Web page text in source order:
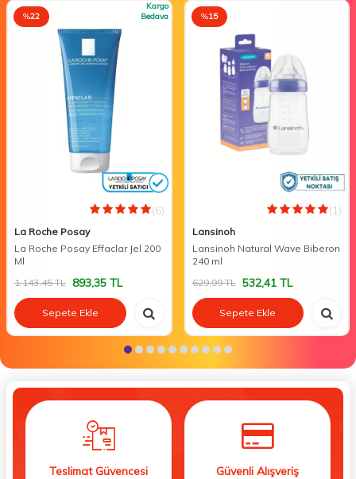
%22
Kargo
Bedava
(6)
La Roche Posay
La Roche Posay Effaclar Jel 200
Ml
1.143,45TL 893,35 TL
Sepete Ekle
%15
(1)
Lansinoh
Lansinoh Natural Wave Biberon
240 ml
629,99TL 532,41TL
Sepete Ekle
Teslimat Güvencesi Güvenli Alışveriş